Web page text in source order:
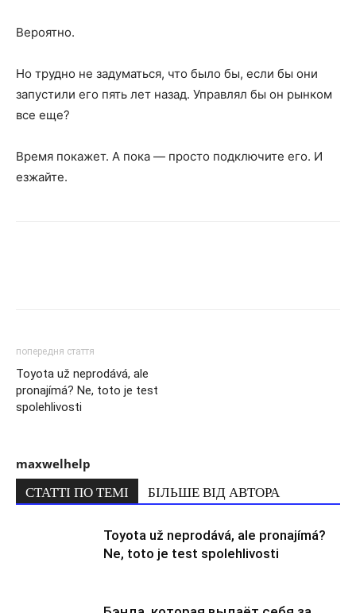
Вероятно.
Но трудно не задуматься, что было бы, если бы они
запустили его пять лет назад. Управлял бы он рынком
все еще?
Время покажет. А пока — просто подключите его. И
езжайте.
попередня стаття
Toyota už neprodává, ale
pronajímá? Ne, toto je test
spolehlivosti
maxwelhelp
СТАТТІ ПО ТЕМІ БІЛЬШЕ ВІД АВТОРА
Toyota už neprodává, ale pronajímá?
Ne, toto je test spolehlivosti